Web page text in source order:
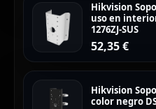
Hikvision
uso en
1276ZJ-SUS
52,35€
Hikvision
color negro